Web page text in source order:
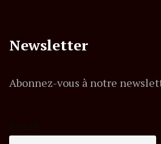
Newsletter
Abonnez-vous à notre